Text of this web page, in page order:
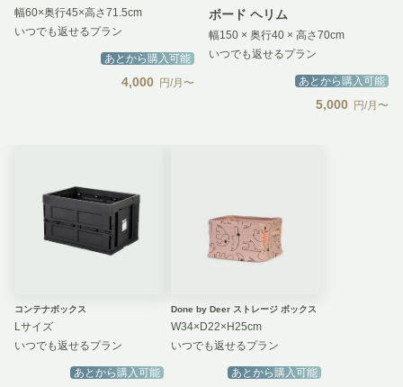
幅60×奥行45×高さ71.5cm
いつでも返せるプラン
あとから購入可能
4,000 円/月〜
ボード ヘリム
幅150 × 奥行40 × 高さ70cm
いつでも返せるプラン
あとから購入可能
5,000 円/月〜
コンテナボックス
Lサイズ
いつでも返せるプラン
あとから購入可能
Done by Deer ストレージ ボックス
W34×D22×H25cm
いつでも返せるプラン
あとから購入可能